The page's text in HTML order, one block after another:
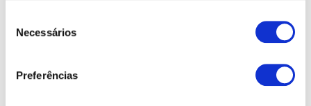
Necessários
Preferências